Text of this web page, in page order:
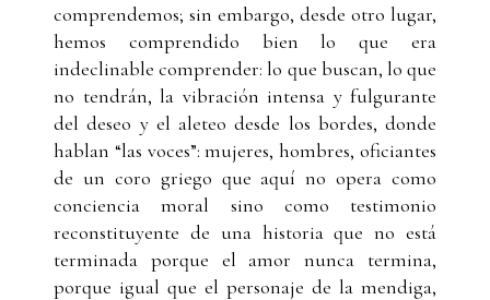
comprendemos; sin embargo, desde otro lugar,
hemos comprendido bien lo que era
indeclinable comprender: lo que buscan, lo que
no tendrán, la vibración intensa y fulgurante
del deseo y el aleteo desde los bordes, donde
hablan “las voces”: mujeres, hombres, oficiantes
de un coro griego que aquí no opera como
conciencia moral sino como testimonio
reconstituyente de una historia que no está
terminada porque el amor nunca termina,
porque igual que el personaje de la mendiga,